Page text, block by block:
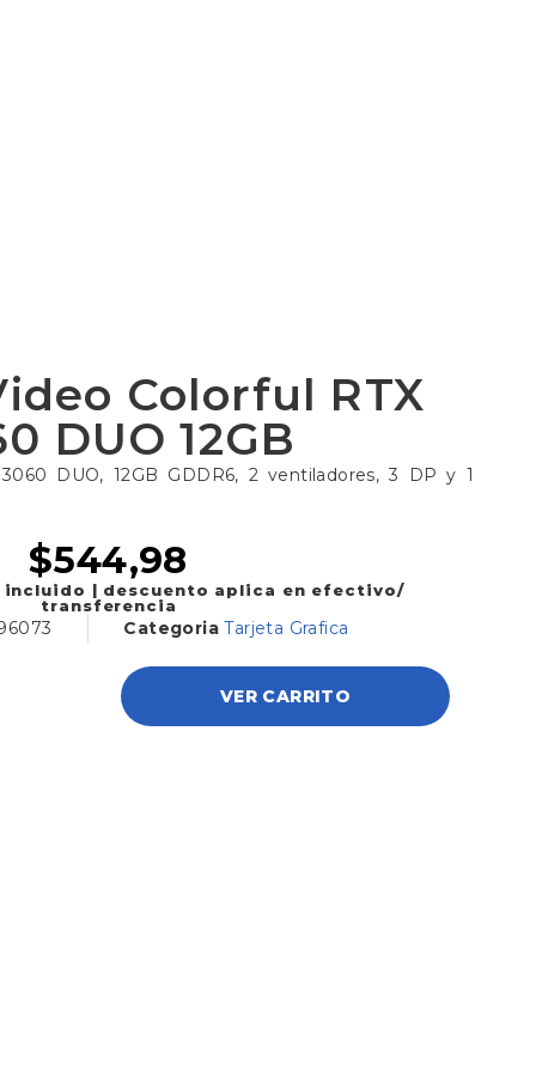
Colorful RTX
DUO 12GB
DUO, 12GB GDDR6, 2 ventiladores, 3 DP y 1
$544,98
incluido | descuento aplica en efectivo/
transferencia
Categoria Tarjeta Grafica
VER CARRITO